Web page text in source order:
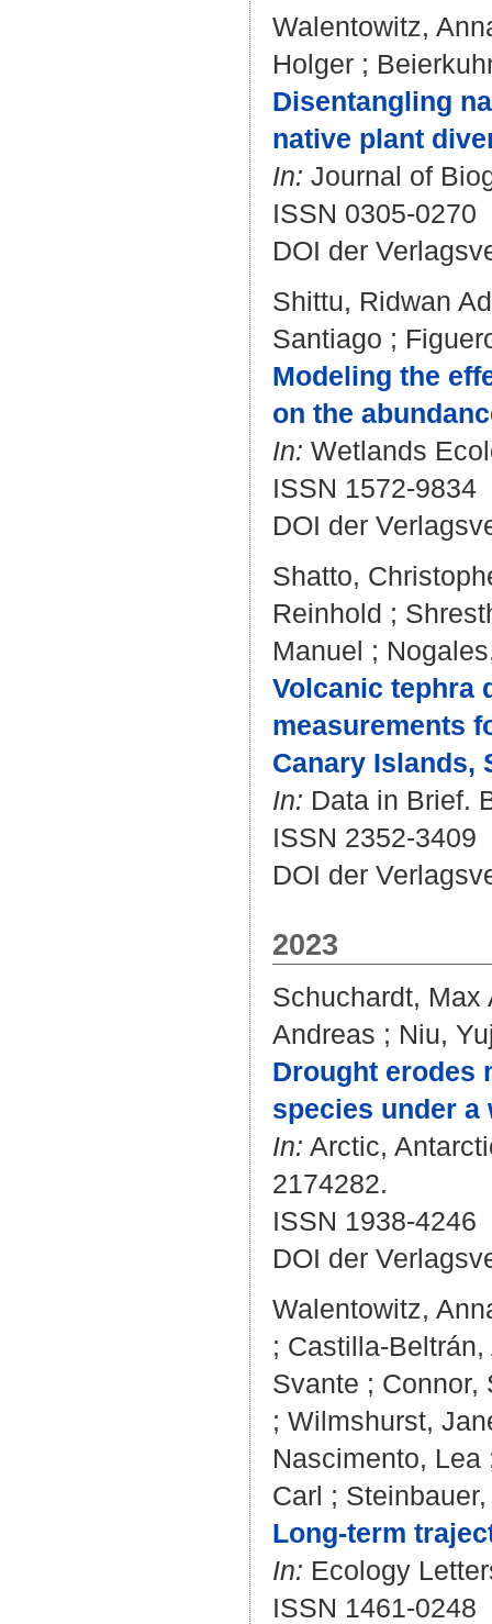
Walentowitz,
Holger ;
Disentangling
native plant
In: Journal of
ISSN 0305-0270
DOI der
Shittu, Ridwan
Santiago ;
Modeling the
on the
In: Wetlands
ISSN 1572-9834
DOI der
Shatto,
Reinhold ;
Manuel ;
Volcanic tephra
measurements
Canary Islands,
In: Data in Brief.
ISSN 2352-3409
DOI der
2023
Schuchardt, Max
Andreas ; Niu,
Drought erodes
species under a
In: Arctic,
2174282.
ISSN 1938-4246
DOI der
Walentowitz,
;
Svante ; Connor,
; Wilmshurst,
Nascimento, Lea
Carl ;
Long‐term
In: Ecology
ISSN 1461-0248